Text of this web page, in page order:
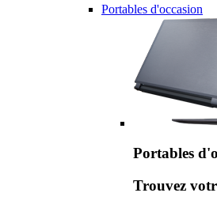
Portables d'occasion
Portables
Trouvez